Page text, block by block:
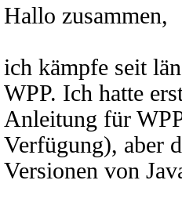
Hallo zusammen,
ich kämpfe seit
WPP. Ich hatte
Anleitung für
Verfügung), aber
Versionen von